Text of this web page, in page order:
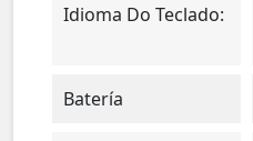
Idioma Do Teclado:
Batería